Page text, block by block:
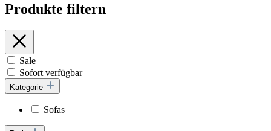
Produkte filtern
Sale
Sofort verfügbar
Kategorie
Sofas